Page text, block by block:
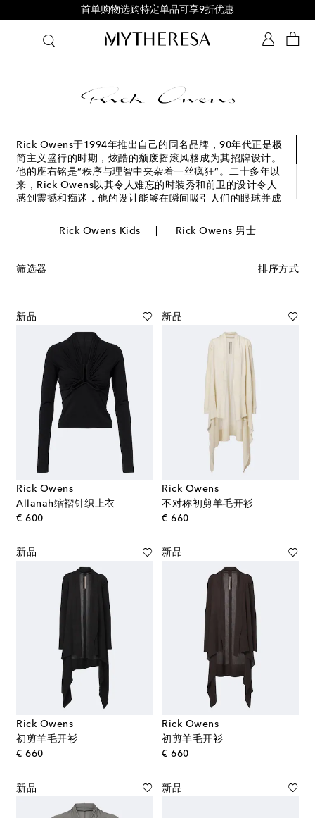
首单购物选购特定单品可享9折优惠
Rick Owens于1994年推出自己的同名品牌，90年代正是极
简主义盛行的时期，炫酷的颓废摇滚风格成为其招牌设计。
他的座右铭是“秩序与理智中夹杂着一丝疯狂”。二十多年以
来，Rick Owens以其令人难忘的时装秀和前卫的设计令人
感到震撼和痴迷，他的设计能够在瞬间吸引人们的眼球并成
Rick Owens（瑞克·欧文斯）的服装、鞋履以及包袋皆体现
及前卫剪裁的夹克等单品颇受推崇，诠释如何在简约与个性
Rick Owens Kids Rick Owens 男士
筛选器 排序方式
新品
Rick Owens
Allanah缩褶针织上衣
€ 600original price
新品
Rick Owens
不对称初剪羊毛开衫
€ 660original price
新品
Rick Owens
初剪羊毛开衫
€ 660original price
新品
Rick Owens
初剪羊毛开衫
€ 660original price
新品 新品